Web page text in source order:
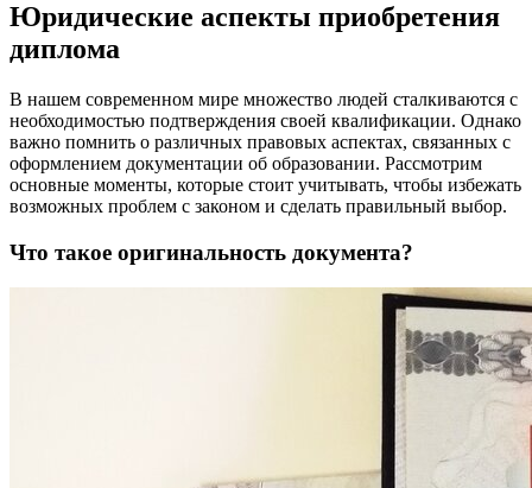
Юридические аспекты приобретения
диплома
В нашем современном мире множество людей сталкиваются с
необходимостью подтверждения своей квалификации. Однако
важно помнить о различных правовых аспектах, связанных с
оформлением документации об образовании. Рассмотрим
основные моменты, которые стоит учитывать, чтобы избежать
возможных проблем с законом и сделать правильный выбор.
Что такое оригинальность документа?